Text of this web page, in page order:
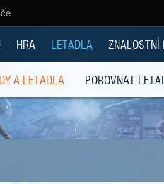
HRA LETADLA ZNALOSTNÍ
A LETADLA POROVNAT